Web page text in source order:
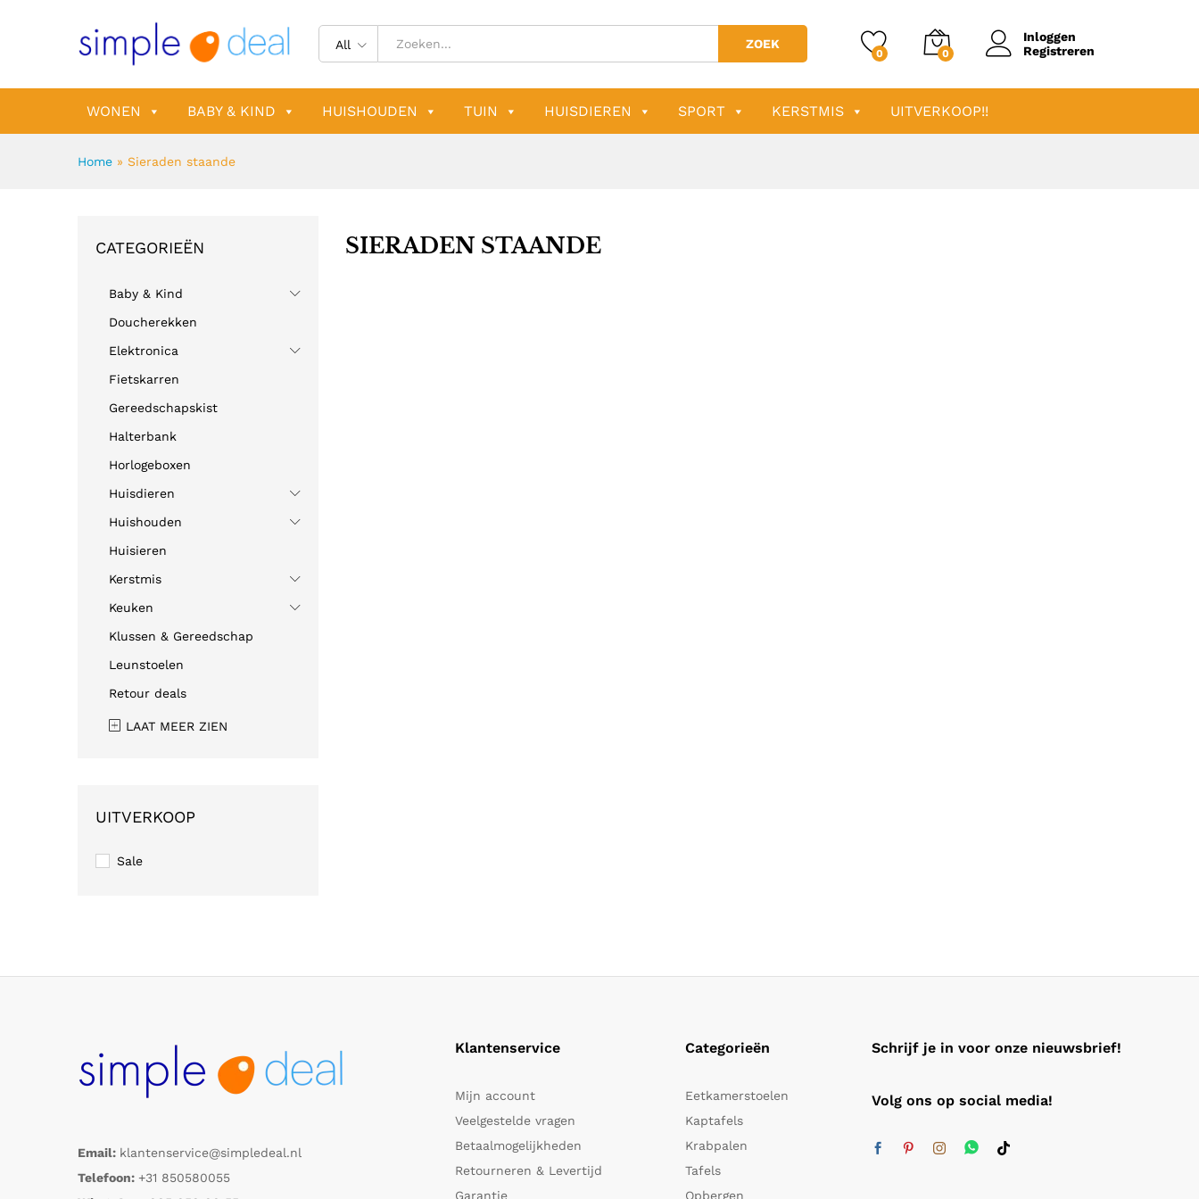
All ZOEK
0 0
Inloggen
Registreren
WONEN BABY & KIND HUISHOUDEN TUIN HUISDIEREN SPORT KERSTMIS UITVERKOOP!!
Home » Sieraden staande
SIERADEN STAANDE
CATEGORIEËN
Baby & Kind
Doucherekken
Elektronica
Fietskarren
Gereedschapskist
Halterbank
Horlogeboxen
Huisdieren
Huishouden
Huisieren
Kerstmis
Keuken
Klussen & Gereedschap
Leunstoelen
Retour deals
LAAT MEER ZIEN
UITVERKOOP
Sale
Email: klantenservice@simpledeal.nl
Telefoon: +31 850580055
Klantenservice
Mijn account
Veelgestelde vragen
Betaalmogelijkheden
Retourneren & Levertijd
Garantie
Categorieën
Eetkamerstoelen
Kaptafels
Krabpalen
Tafels
Opbergen
Schrijf je in voor onze nieuwsbrief!
Volg ons op social media!